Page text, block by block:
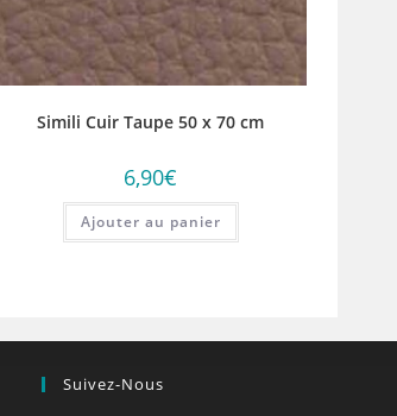
Simili Cuir Taupe 50 x 70 cm
6,90€
Ajouter au panier
Suivez-Nous